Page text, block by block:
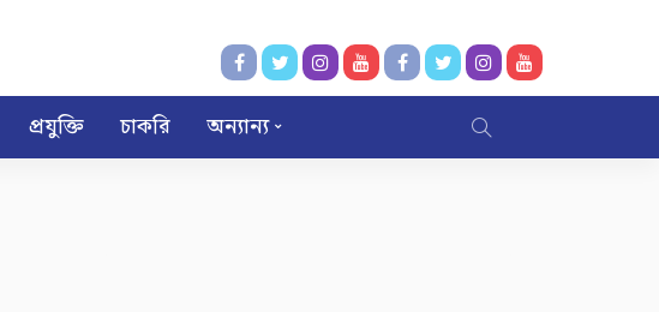
প্রযুক্তি চাকরি অন্যান্য